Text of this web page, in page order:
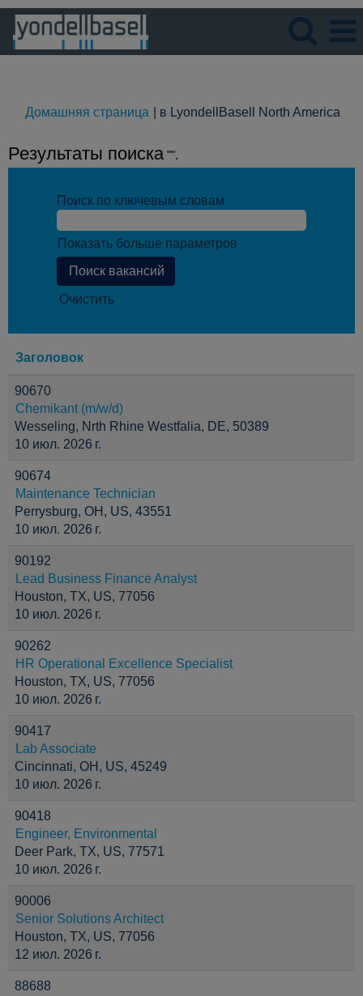
Домашняя страница в LyondellBasell North America
Результаты поиска "".
Поиск по ключевым словам
Показать больше параметров
Очистить
Заголовок
90670
Chemikant (m/w/d)
Wesseling, Nrth Rhine Westfalia, DE, 50389
10 июл. 2026 г.
90674
Maintenance Technician
Perrysburg, OH, US, 43551
10 июл. 2026 г.
90192
Lead Business Finance Analyst
Houston, TX, US, 77056
10 июл. 2026 г.
90262
HR Operational Excellence Specialist
Houston, TX, US, 77056
10 июл. 2026 г.
90417
Lab Associate
Cincinnati, OH, US, 45249
10 июл. 2026 г.
90418
Engineer, Environmental
Deer Park, TX, US, 77571
10 июл. 2026 г.
90006
Senior Solutions Architect
Houston, TX, US, 77056
12 июл. 2026 г.
88688